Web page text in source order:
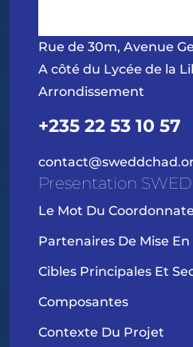
Rue de 30m, Avenue
A côté du Lycée de la
Arrondissement
+235 22 53 10 57
Presentation
Le Mot Du
Partenaires De Mise En
Cibles Principales Et
Composantes
Contexte Du Projet